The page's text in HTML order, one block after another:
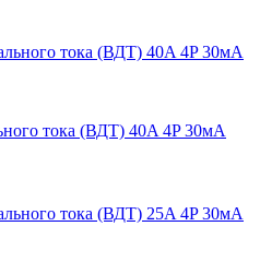
тока (ВДТ) 40A 4P 30мА